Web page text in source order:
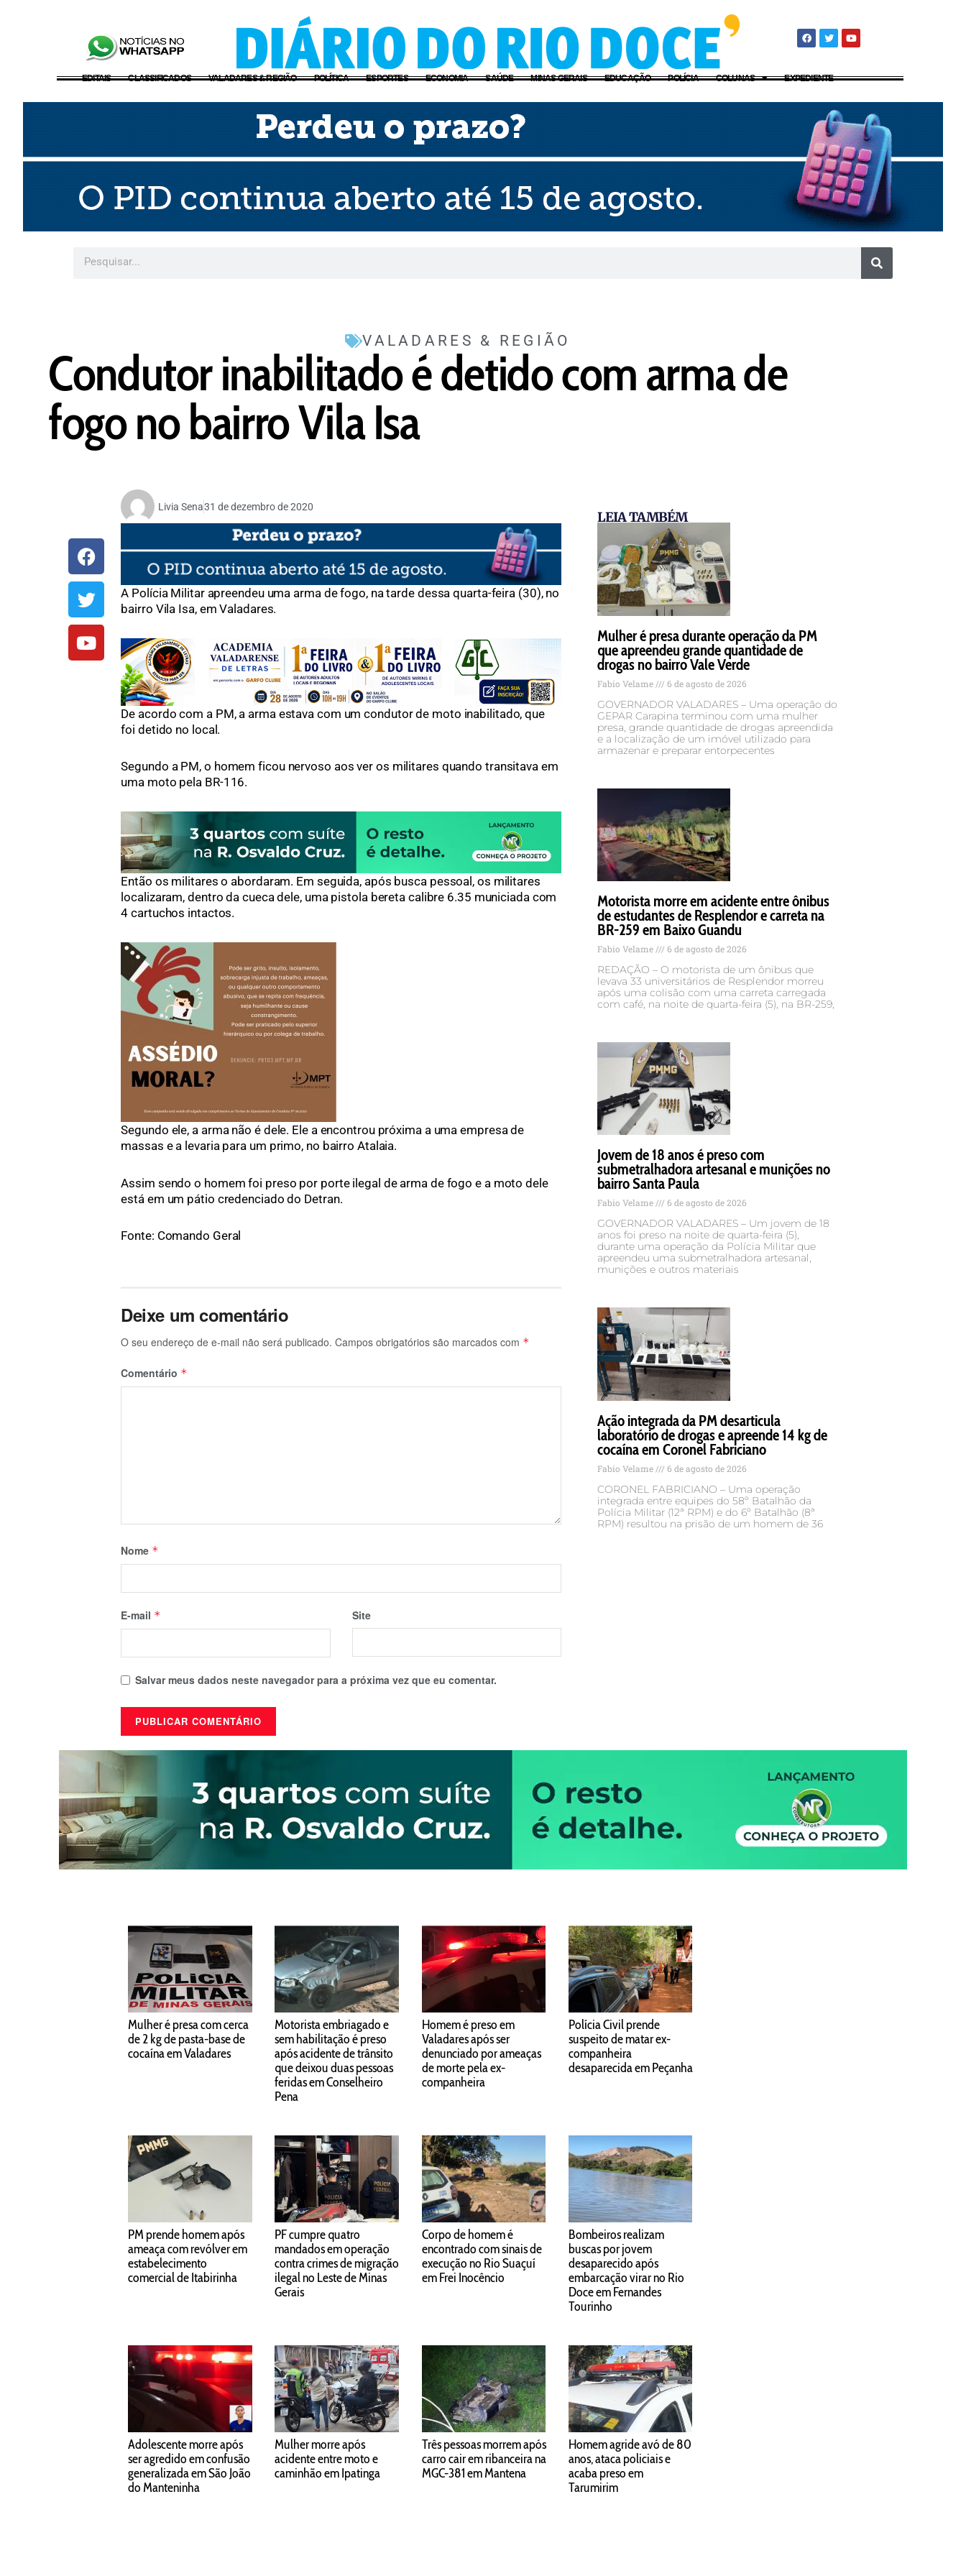
EDITAIS CLASSIFICADOS VALADARES & REGIÃO POLÍTICA ESPORTES ECONOMIA SAÚDE MINAS GERAIS EDUCAÇÃO POLÍCIA COLUNAS EXPEDIENTE
VALADARES & REGIÃO
Condutor inabilitado é detido com arma de
fogo no bairro Vila Isa
Livia Sena31 de dezembro de 2020
A Polícia Militar apreendeu uma arma de fogo, na tarde dessa quarta-feira (30), no
bairro Vila Isa, em Valadares.
De acordo com a PM, a arma estava com um condutor de moto inabilitado, que
foi detido no local.
Segundo a PM, o homem ficou nervoso aos ver os militares quando transitava em
uma moto pela BR-116.
Então os militares o abordaram. Em seguida, após busca pessoal, os militares
localizaram, dentro da cueca dele, uma pistola bereta calibre 6.35 municiada com
4 cartuchos intactos.
Segundo ele, a arma não é dele. Ele a encontrou próxima a uma empresa de
massas e a levaria para um primo, no bairro Atalaia.
Assim sendo o homem foi preso por porte ilegal de arma de fogo e a moto dele
está em um pátio credenciado do Detran.
Fonte: Comando Geral
Deixe um comentário
O seu endereço de e-mail não será publicado. Campos obrigatórios são marcados com *
Comentário *
Nome *
E-mail * Site
Salvar meus dados neste navegador para a próxima vez que eu comentar.
LEIA TAMBÉM
Mulher é presa durante operação da PM
que apreendeu grande quantidade de
drogas no bairro Vale Verde
Fabio Velame 6 de agosto de 2026
GOVERNADOR VALADARES – Uma operação do
GEPAR Carapina terminou com uma mulher
presa, grande quantidade de drogas apreendida
e a localização de um imóvel utilizado para
armazenar e preparar entorpecentes
Motorista morre em acidente entre ônibus
de estudantes de Resplendor e carreta na
BR-259 em Baixo Guandu
Fabio Velame 6 de agosto de 2026
REDAÇÃO – O motorista de um ônibus que
levava 33 universitários de Resplendor morreu
após uma colisão com uma carreta carregada
com café, na noite de quarta-feira (5), na BR-259,
Jovem de 18 anos é preso com
submetralhadora artesanal e munições no
bairro Santa Paula
Fabio Velame 6 de agosto de 2026
GOVERNADOR VALADARES – Um jovem de 18
anos foi preso na noite de quarta-feira (5),
durante uma operação da Polícia Militar que
apreendeu uma submetralhadora artesanal,
munições e outros materiais
Ação integrada da PM desarticula
laboratório de drogas e apreende 14 kg de
cocaína em Coronel Fabriciano
Fabio Velame 6 de agosto de 2026
CORONEL FABRICIANO – Uma operação
integrada entre equipes do 58º Batalhão da
Polícia Militar (12ª RPM) e do 6º Batalhão (8ª
RPM) resultou na prisão de um homem de 36
Mulher é presa com cerca
de 2 kg de pasta-base de
cocaína em Valadares
Motorista embriagado e
sem habilitação é preso
após acidente de trânsito
que deixou duas pessoas
feridas em Conselheiro
Pena
Homem é preso em
Valadares após ser
denunciado por ameaças
de morte pela ex-
companheira
Polícia Civil prende
suspeito de matar ex-
companheira
desaparecida em Peçanha
PM prende homem após
ameaça com revólver em
estabelecimento
comercial de Itabirinha
PF cumpre quatro
mandados em operação
contra crimes de migração
ilegal no Leste de Minas
Gerais
Corpo de homem é
encontrado com sinais de
execução no Rio Suaçuí
em Frei Inocêncio
Bombeiros realizam
buscas por jovem
desaparecido após
embarcação virar no Rio
Doce em Fernandes
Tourinho
Adolescente morre após
ser agredido em confusão
generalizada em São João
do Manteninha
Mulher morre após
acidente entre moto e
caminhão em Ipatinga
Três pessoas morrem após
carro cair em ribanceira na
MGC-381 em Mantena
Homem agride avó de 80
anos, ataca policiais e
acaba preso em
Tarumirim